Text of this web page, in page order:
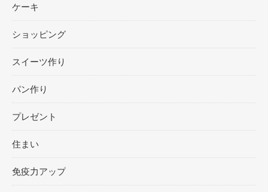
ケーキ
ショッピング
スイーツ作り
パン作り
プレゼント
住まい
免疫力アップ